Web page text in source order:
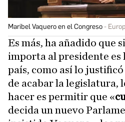
Maribel Vaquero en el Congreso
Es más, ha añadido que
importa al presidente es
país, como así lo justificó
de acabar la legislatura,
hacer es permitir que «
decida un nuevo